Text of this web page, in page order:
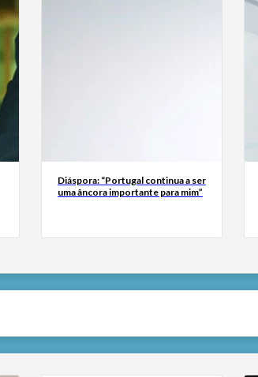
Diáspora: “Portugal continua a ser
uma âncora importante para mim”